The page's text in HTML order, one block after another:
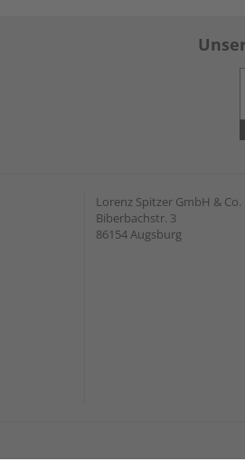
Lorenz Spitzer GmbH & Co.
Biberbachstr. 3
86154 Augsburg